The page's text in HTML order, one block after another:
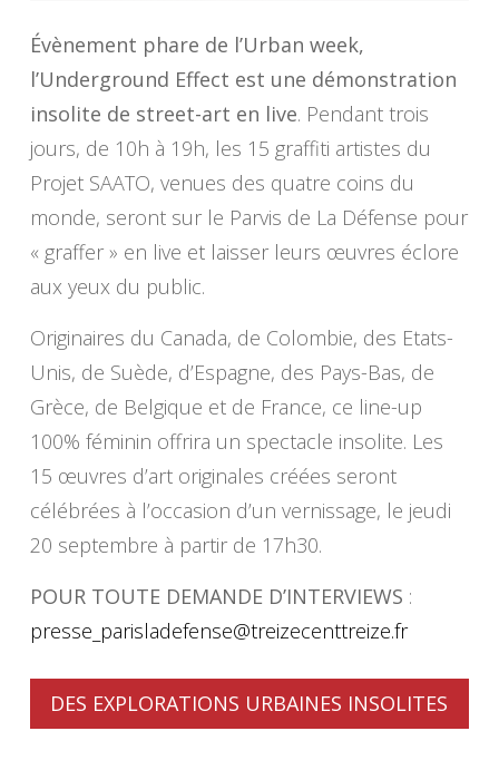
Évènement phare de l’Urban week,
l’Underground Effect est une démonstration
insolite de street-art en live. Pendant trois
jours, de 10h à 19h, les 15 graffiti artistes du
Projet SAATO, venues des quatre coins du
monde, seront sur le Parvis de La Défense pour
« graffer » en live et laisser leurs œuvres éclore
aux yeux du public.
Originaires du Canada, de Colombie, des Etats-
Unis, de Suède, d’Espagne, des Pays-Bas, de
Grèce, de Belgique et de France, ce line-up
100% féminin offrira un spectacle insolite. Les
15 œuvres d’art originales créées seront
célébrées à l’occasion d’un vernissage, le jeudi
20 septembre à partir de 17h30.
POUR TOUTE DEMANDE D’INTERVIEWS :
presse_parisladefense@treizecenttreize.fr
DES EXPLORATIONS URBAINES INSOLITES